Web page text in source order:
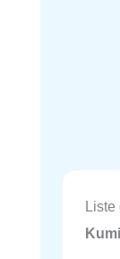
Liste